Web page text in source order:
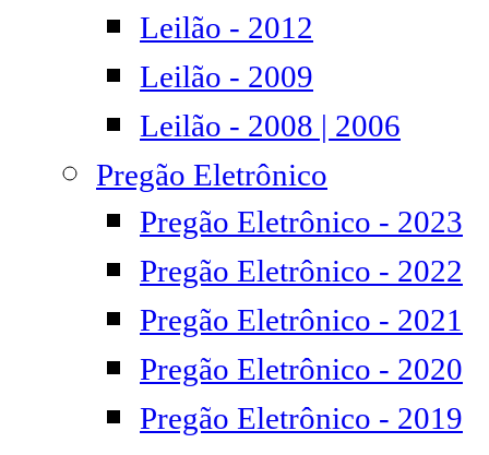
Leilão - 2012
Leilão - 2009
Leilão - 2008 | 2006
Pregão Eletrônico
Pregão Eletrônico - 2023
Pregão Eletrônico - 2022
Pregão Eletrônico - 2021
Pregão Eletrônico - 2020
Pregão Eletrônico - 2019